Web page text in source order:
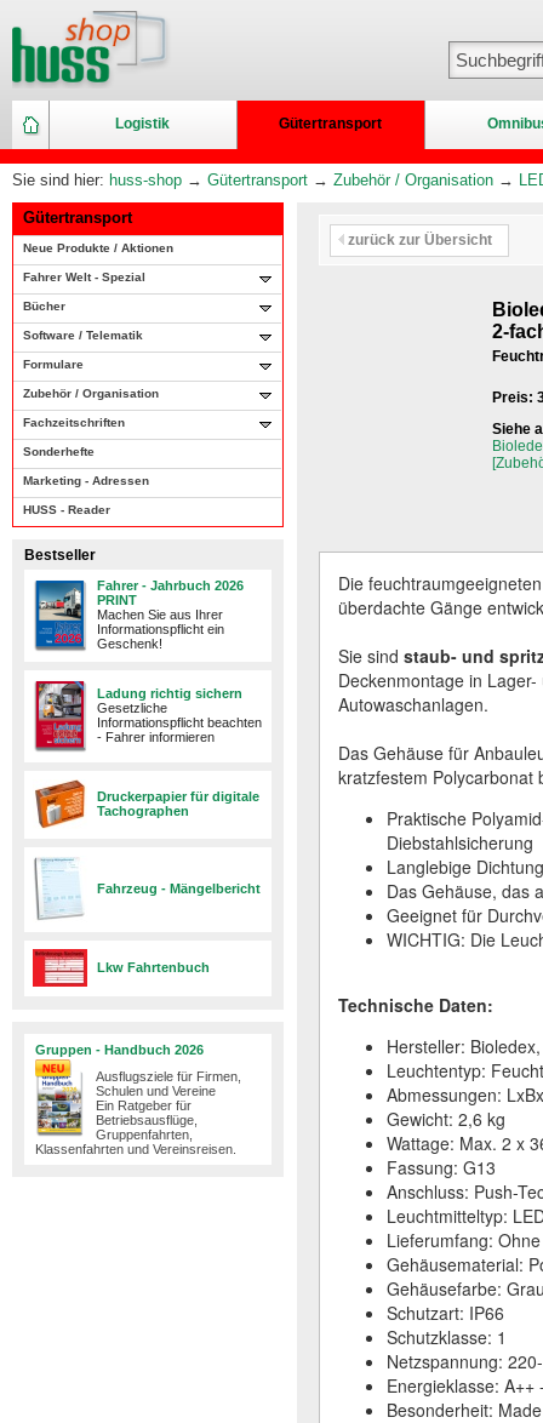
Logistik Gütertransport
Sie sind hier: huss-shop → Gütertransport → Zubehör / Organisation →
Gütertransport
Neue Produkte / Aktionen
Fahrer Welt - Spezial
Bücher
Software / Telematik
Formulare
Zubehör / Organisation
Fachzeitschriften
Sonderhefte
Marketing - Adressen
HUSS - Reader
Bestseller
Fahrer - Jahrbuch 2026
PRINT
Machen Sie aus Ihrer
Informationspflicht ein
Geschenk!
Ladung richtig sichern
Gesetzliche
Informationspflicht beachten
- Fahrer informieren
Druckerpapier für digitale
Tachographen
Fahrzeug - Mängelbericht
Lkw Fahrtenbuch
Gruppen - Handbuch 2026
Ausflugsziele für Firmen,
Schulen und Vereine
Ein Ratgeber für
Betriebsausflüge,
Gruppenfahrten,
Klassenfahrten und Vereinsreisen.
zurück zur Übersicht
2-
Preis:
Siehe
Die
überdachte Gänge
Sie sind staub- und
Deckenmontage in
Autowaschanlagen.
Das Gehäuse für
kratzfestem Polycarbonat
Praktische
Diebstahlsicherung
Langlebige
Das Gehäuse, das
Geeignet für
WICHTIG: Die
Technische Daten:
Hersteller:
Leuchtentyp:
Abmessungen:
Gewicht: 2,6 kg
Wattage: Max. 2 x
Fassung: G13
Anschluss: Push-
Leuchtmitteltyp:
Lieferumfang:
Gehäusematerial:
Gehäusefarbe:
Schutzart: IP66
Schutzklasse: 1
Netzspannung:
Energieklasse: A++
Besonderheit: